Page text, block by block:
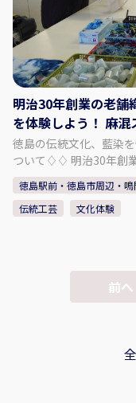
時間 ◇人数 最少催行人数：1人 最高人数：10人 【事業者情報】
阿波天然藍染やまうち うだつ工房 ◇住所
字突抜町45-1 ◇アクセス 車：徳島自動車道「脇町IC」から約7
分、 汽車・タクシー：JR
車場 駐車場は道の駅藍ラ
0883-52-5168 ◇営業時間・定休日 営業日：月、水、木、金、
土、日 営業時間：10:00 -
サイト http://
明治30年創業の老舗
を体験しよう！ 麻
徳島の伝統文化、藍染を体験し
ついて♢♢ 明治30年創
まで全工程を一貫作業
「阿波しじら織」とい
っております。 中でも
は「阿波正藍しじら織
だけの麻混ストールを
見学にお越し下さい。 - - - - - - - - - - - プラン内容 - - - - - - - - -
や普段使いにぴったり
るよう、スタッフが丁
徳島駅前・徳島市周辺・鳴
伝統工芸
文化体験
前へ